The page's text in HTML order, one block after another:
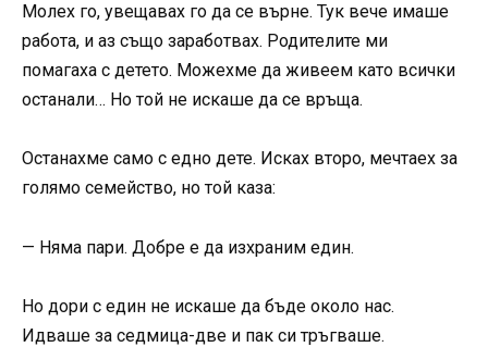
Молех го, увещавах го да се върне. Тук вече имаше
работа, и аз също заработвах. Родителите ми
помагаха с детето. Можехме да живеем като всички
останали… Но той не искаше да се връща.
Останахме само с едно дете. Исках второ, мечтаех за
голямо семейство, но той каза:
— Няма пари. Добре е да изхраним един.
Но дори с един не искаше да бъде около нас.
Идваше за седмица-две и пак си тръгваше.